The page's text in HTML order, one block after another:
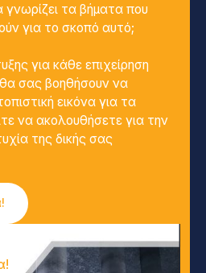
τα βήματα που
για το σκοπό αυτό;
για κάθε επιχείρηση
θα σας βοηθήσουν να
εικόνα για τα
να ακολουθήσετε για την
της δικής σας